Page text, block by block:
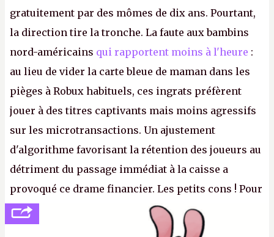
gratuitement par des mômes de dix ans. Pourtant,
la direction tire la tronche. La faute aux bambins
nord-américains qui rapportent moins à l'heure :
au lieu de vider la carte bleue de maman dans les
pièges à Robux habituels, ces ingrats préfèrent
jouer à des titres captivants mais moins agressifs
sur les microtransactions. Un ajustement
d'algorithme favorisant la rétention des joueurs au
détriment du passage immédiat à la caisse a
provoqué ce drame financier. Les petits cons ! Pour
se consoler, le PDG David Baszucki peut compter
sur le déblocage du jeu en Russie et l'explosion des